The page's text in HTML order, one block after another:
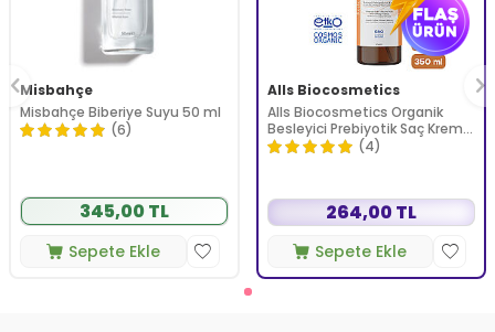
Misbahçe
Misbahçe Biberiye Suyu 50 ml
(6)
345,00 TL
Sepete Ekle
Alls Biocosmetics
Alls Biocosmetics Organik
Besleyici Prebiyotik Saç Kremi
350 ml
(4)
264,00 TL
Sepete Ekle